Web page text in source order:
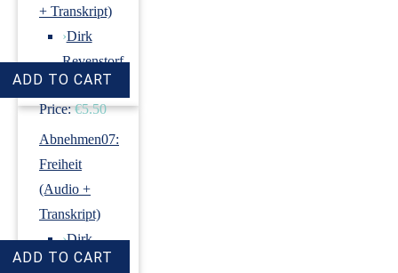
+ Transkript)
›Dirk
Revenstorf
Price: €5.50
Abnehmen07:
Freiheit
(Audio +
Transkript)
›Dirk
Revenstorf